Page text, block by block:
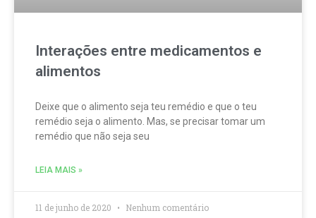
Interações entre medicamentos e
alimentos
Deixe que o alimento seja teu remédio e que o teu
remédio seja o alimento. Mas, se precisar tomar um
remédio que não seja seu
LEIA MAIS »
11 de junho de 2020 Nenhum comentário